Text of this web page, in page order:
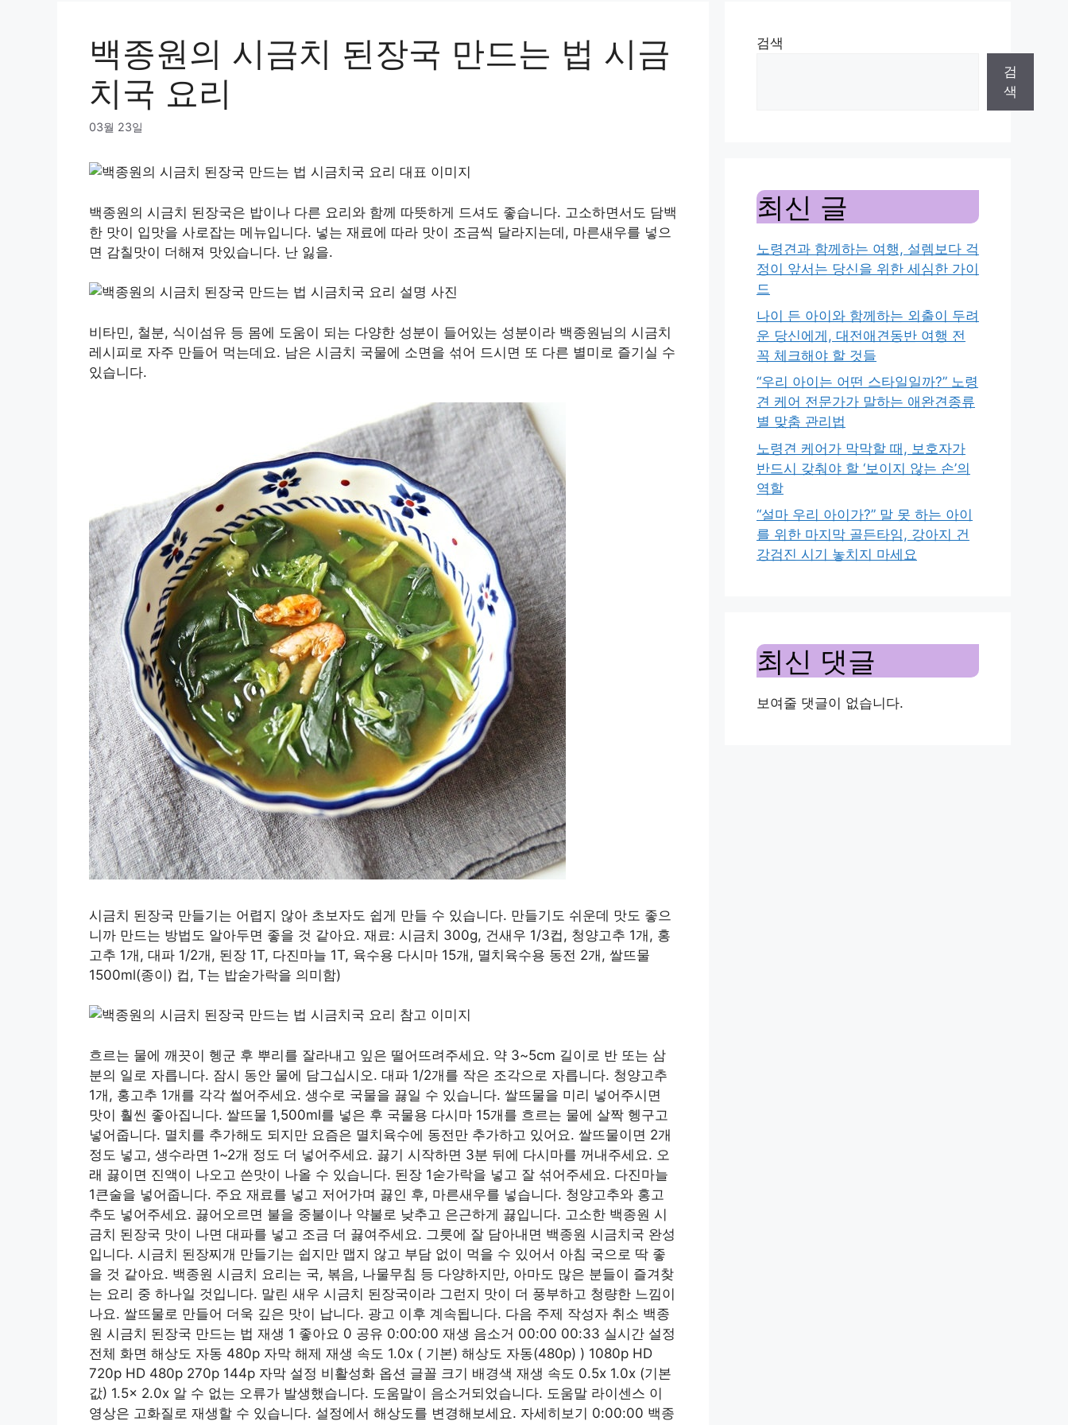
백종원의 시금치 된장국 만드는 법 시금
치국 요리
03월 23일
백종원의 시금치 된장국은 밥이나 다른 요리와 함께 따뜻하게 드셔도 좋습니다. 고소하면서도 담백
한 맛이 입맛을 사로잡는 메뉴입니다. 넣는 재료에 따라 맛이 조금씩 달라지는데, 마른새우를 넣으
면 감칠맛이 더해져 맛있습니다. 난 잃을.
비타민, 철분, 식이섬유 등 몸에 도움이 되는 다양한 성분이 들어있는 성분이라 백종원님의 시금치
레시피로 자주 만들어 먹는데요. 남은 시금치 국물에 소면을 섞어 드시면 또 다른 별미로 즐기실 수
있습니다.
시금치 된장국 만들기는 어렵지 않아 초보자도 쉽게 만들 수 있습니다. 만들기도 쉬운데 맛도 좋으
니까 만드는 방법도 알아두면 좋을 것 같아요. 재료: 시금치 300g, 건새우 1/3컵, 청양고추 1개, 홍
고추 1개, 대파 1/2개, 된장 1T, 다진마늘 1T, 육수용 다시마 15개, 멸치육수용 동전 2개, 쌀뜨물
1500ml(종이) 컵, T는 밥숟가락을 의미함)
흐르는 물에 깨끗이 헹군 후 뿌리를 잘라내고 잎은 떨어뜨려주세요. 약 3~5cm 길이로 반 또는 삼
분의 일로 자릅니다. 잠시 동안 물에 담그십시오. 대파 1/2개를 작은 조각으로 자릅니다. 청양고추
1개, 홍고추 1개를 각각 썰어주세요. 생수로 국물을 끓일 수 있습니다. 쌀뜨물을 미리 넣어주시면
맛이 훨씬 좋아집니다. 쌀뜨물 1,500ml를 넣은 후 국물용 다시마 15개를 흐르는 물에 살짝 헹구고
넣어줍니다. 멸치를 추가해도 되지만 요즘은 멸치육수에 동전만 추가하고 있어요. 쌀뜨물이면 2개
정도 넣고, 생수라면 1~2개 정도 더 넣어주세요. 끓기 시작하면 3분 뒤에 다시마를 꺼내주세요. 오
래 끓이면 진액이 나오고 쓴맛이 나올 수 있습니다. 된장 1숟가락을 넣고 잘 섞어주세요. 다진마늘
1큰술을 넣어줍니다. 주요 재료를 넣고 저어가며 끓인 후, 마른새우를 넣습니다. 청양고추와 홍고
추도 넣어주세요. 끓어오르면 불을 중불이나 약불로 낮추고 은근하게 끓입니다. 고소한 백종원 시
금치 된장국 맛이 나면 대파를 넣고 조금 더 끓여주세요. 그릇에 잘 담아내면 백종원 시금치국 완성
입니다. 시금치 된장찌개 만들기는 쉽지만 맵지 않고 부담 없이 먹을 수 있어서 아침 국으로 딱 좋
을 것 같아요. 백종원 시금치 요리는 국, 볶음, 나물무침 등 다양하지만, 아마도 많은 분들이 즐겨찾
는 요리 중 하나일 것입니다. 말린 새우 시금치 된장국이라 그런지 맛이 더 풍부하고 청량한 느낌이
나요. 쌀뜨물로 만들어 더욱 깊은 맛이 납니다. 광고 이후 계속됩니다. 다음 주제 작성자 취소 백종
원 시금치 된장국 만드는 법 재생 1 좋아요 0 공유 0:00:00 재생 음소거 00:00 00:33 실시간 설정
전체 화면 해상도 자동 480p 자막 해제 재생 속도 1.0x ( 기본) 해상도 자동(480p) ) 1080p HD
720p HD 480p 270p 144p 자막 설정 비활성화 옵션 글꼴 크기 배경색 재생 속도 ​0.5x 1.0x (기본
값) 1.5x 2.0x 알 수 없는 오류가 발생했습니다. 도움말이 음소거되었습니다. 도움말 라이센스 이
영상은 고화질로 재생할 수 있습니다. 설정에서 해상도를 변경해보세요. 자세히보기 0:00:00 백종
검색
검
색
최신 글
노령견과 함께하는 여행, 설렘보다 걱
정이 앞서는 당신을 위한 세심한 가이
드
나이 든 아이와 함께하는 외출이 두려
운 당신에게, 대전애견동반 여행 전
꼭 체크해야 할 것들
“우리 아이는 어떤 스타일일까?” 노령
견 케어 전문가가 말하는 애완견종류
별 맞춤 관리법
노령견 케어가 막막할 때, 보호자가
반드시 갖춰야 할 ‘보이지 않는 손’의
역할
“설마 우리 아이가?” 말 못 하는 아이
를 위한 마지막 골든타임, 강아지 건
강검진 시기 놓치지 마세요
최신 댓글
보여줄 댓글이 없습니다.